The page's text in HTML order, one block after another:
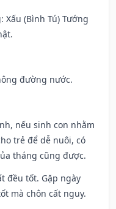
Xấu (Bình Tú) Tướng
đường nước.
nếu sinh con nhằm
trẻ để dễ nuôi, có
tháng cũng được.
đều tốt. Gặp ngày
mà chôn cất nguy.